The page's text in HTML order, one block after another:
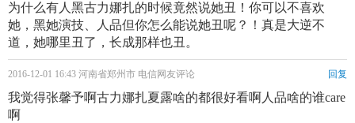
两人感情十分要好，姐姐曾通过微博发文斥责在网络上
恶意攻击娜扎的网友。
古力娜扎情感经历
2015年8月9日，演员张翰在微博晒出与女星古力娜扎接
为什么有人黑古力娜扎的时候竟然说她丑！你可以不喜欢
她，黑她演技、人品但你怎么能说她丑呢？！真是大逆不
道，她哪里丑了，长成那样也丑。
2016-12-01 16:43 河南省郑州市 电信网友评论 回复
我觉得张馨予啊古力娜扎夏露啥的都很好看啊人品啥的谁care
啊